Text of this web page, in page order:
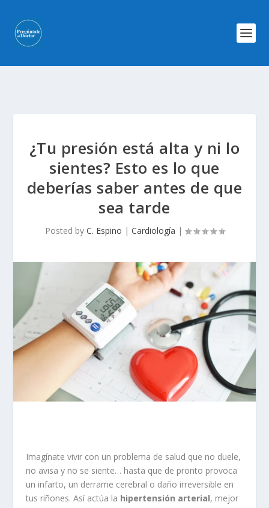
¿Tu presión está alta y ni lo
sientes? Esto es lo que
deberías saber antes de que
sea tarde
Posted by C. Espino | Cardiología |
Imagínate vivir con un problema de salud que no duele,
no avisa y no se siente… hasta que de pronto provoca
un infarto, un derrame cerebral o daño irreversible en
tus riñones. Así actúa la hipertensión arterial, mejor